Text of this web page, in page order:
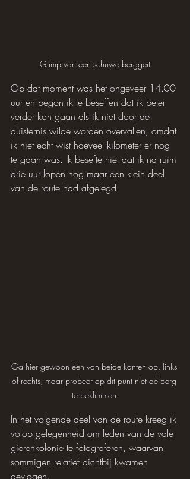
Glimp van een schuwe berggeit
Op dat moment was het ongeveer 14.00
uur en begon ik te beseffen dat ik beter
verder kon gaan als ik niet door de
duisternis wilde worden overvallen, omdat
ik niet echt wist hoeveel kilometer er nog
te gaan was. Ik besefte niet dat ik na ruim
drie uur lopen nog maar een klein deel
van de route had afgelegd!
Ga hier gewoon één van beide kanten op, links
of rechts, maar probeer op dit punt niet de berg
te beklimmen.
In het volgende deel van de route kreeg ik
volop gelegenheid om leden van de vale
gierenkolonie te fotograferen, waarvan
sommigen relatief dichtbij kwamen
gevlogen.